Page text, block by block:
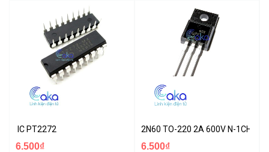
IC PT2272
6.500₫
2N60 TO-220 2A 600V N-1CH
6.500₫